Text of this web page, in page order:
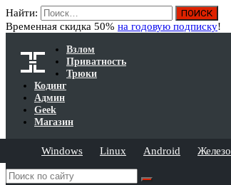
Найти:
Временная скидка 50% на годовую подписку!
Взлом
Приватность
Трюки
Кодинг
Админ
Geek
Магазин
Windows Linux Android Железо